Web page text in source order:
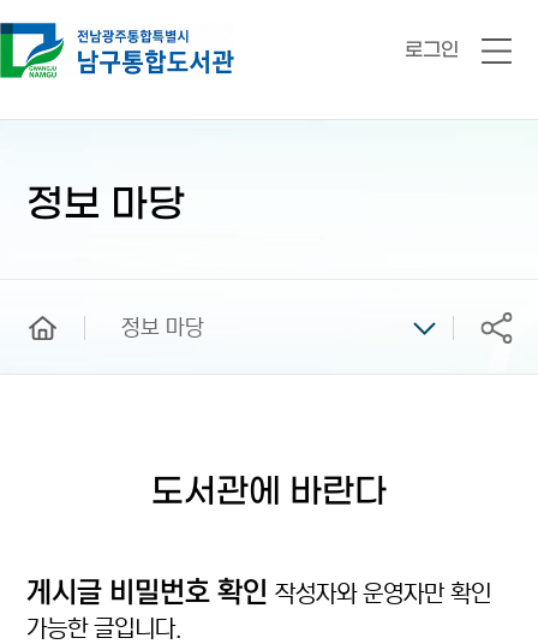
로그인
전
정보 마당
정보 마당 공유
도서관에 바란다
게시글 비밀번호 확인작성자와 운영자만 확인
가능한 글입니다.